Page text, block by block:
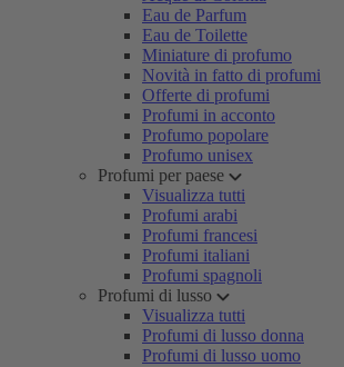
Eau de Parfum
Eau de Toilette
Miniature di profumo
Novità in fatto di profumi
Offerte di profumi
Profumi in acconto
Profumo popolare
Profumo unisex
Profumi per paese
Visualizza tutti
Profumi arabi
Profumi francesi
Profumi italiani
Profumi spagnoli
Profumi di lusso
Visualizza tutti
Profumi di lusso donna
Profumi di lusso uomo